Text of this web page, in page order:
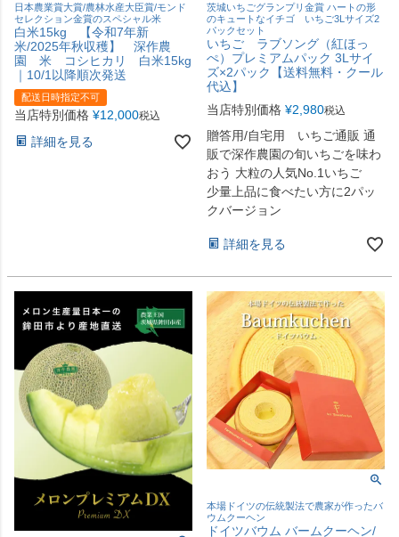
日本農業賞大賞/農林水産大臣賞/モンド
セレクション金賞のスペシャル米
白米15kg 【令和7年新
米/2025年秋収穫】 深作農
園 米 コシヒカリ 白米15kg
｜10/1以降順次発送
配送日時指定不可
当店特別価格 ¥12,000税込
詳細を見る
茨城いちごグランプリ金賞 ハートの形
のキュートなイチゴ いちご3Lサイズ2
パックセット
いちご ラブソング（紅ほっ
ぺ）プレミアムパック 3Lサイ
ズ×2パック【送料無料・クール
代込】
当店特別価格 ¥2,980税込
贈答用/自宅用 いちご通販 通
販で深作農園の旬いちごを味わ
おう 大粒の人気No.1いちご
少量上品に食べたい方に2パッ
クバージョン
詳細を見る
本場ドイツの伝統製法で農家が作ったバ
ウムクーヘン
ドイツバウム バームクーヘン/